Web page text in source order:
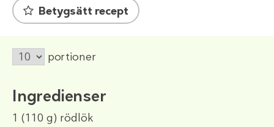
Betygsätt recept
portioner
Ingredienser
1 (110 g) rödlök